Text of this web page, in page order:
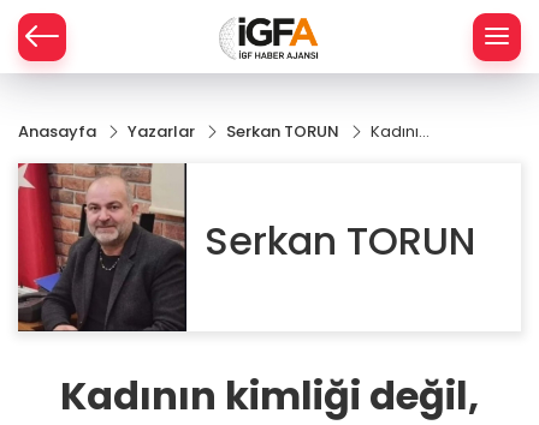
Anasayfa Yazarlar Serkan TORUN
Kadının
esastır
Serkan TORUN
Kadının kimliği değil,